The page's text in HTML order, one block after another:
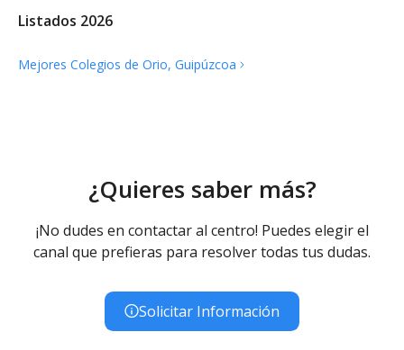
Listados 2026
Mejores Colegios de Orio, Guipúzcoa
¿Quieres saber más?
¡No dudes en contactar al centro! Puedes elegir el
canal que prefieras para resolver todas tus dudas.
Solicitar Información